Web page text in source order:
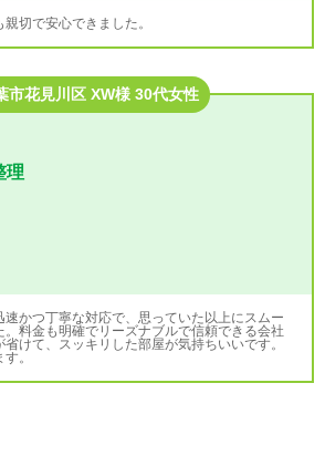
切で安心できました。
市花見川区 XW様 30代女性
理
かつ丁寧な対応で、思っていた以上にスムー
。料金も明確でリーズナブルで信頼できる会社
けて、スッキリした部屋が気持ちいいです。
。